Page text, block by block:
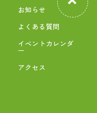
お知らせ
よくある質問
イベントカレンダ
ー
アクセス